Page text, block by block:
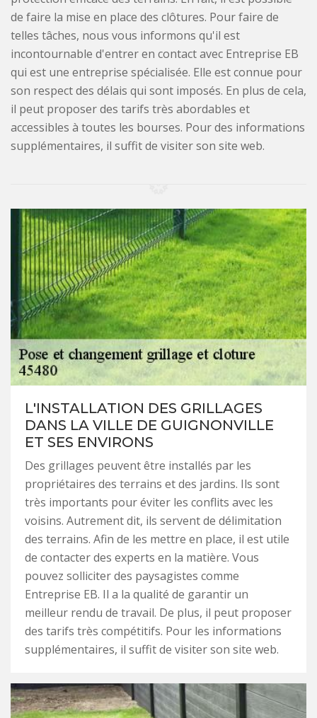
de faire la mise en place des clôtures. Pour faire de
telles tâches, nous vous informons qu'il est
incontournable d'entrer en contact avec Entreprise EB
qui est une entreprise spécialisée. Elle est connue pour
son respect des délais qui sont imposés. En plus de cela,
il peut proposer des tarifs très abordables et
accessibles à toutes les bourses. Pour des informations
supplémentaires, il suffit de visiter son site web.
L'INSTALLATION DES GRILLAGES
DANS LA VILLE DE GUIGNONVILLE
ET SES ENVIRONS
Des grillages peuvent être installés par les
propriétaires des terrains et des jardins. Ils sont
très importants pour éviter les conflits avec les
voisins. Autrement dit, ils servent de délimitation
des terrains. Afin de les mettre en place, il est utile
de contacter des experts en la matière. Vous
pouvez solliciter des paysagistes comme
Entreprise EB. Il a la qualité de garantir un
meilleur rendu de travail. De plus, il peut proposer
des tarifs très compétitifs. Pour les informations
supplémentaires, il suffit de visiter son site web.